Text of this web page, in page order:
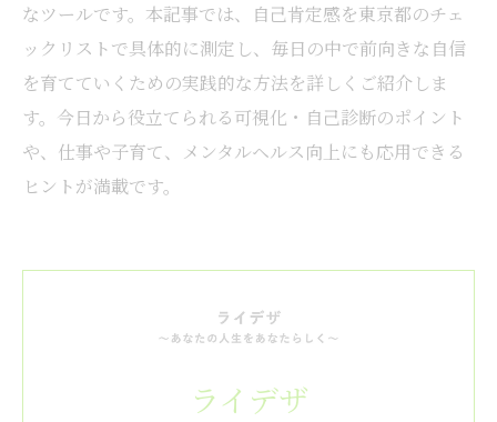
なツールです。本記事では、自己肯定感を東京都のチェ
ックリストで具体的に測定し、毎日の中で前向きな自信
を育てていくための実践的な方法を詳しくご紹介しま
す。今日から役立てられる可視化・自己診断のポイント
や、仕事や子育て、メンタルヘルス向上にも応用できる
ヒントが満載です。
ライデザ